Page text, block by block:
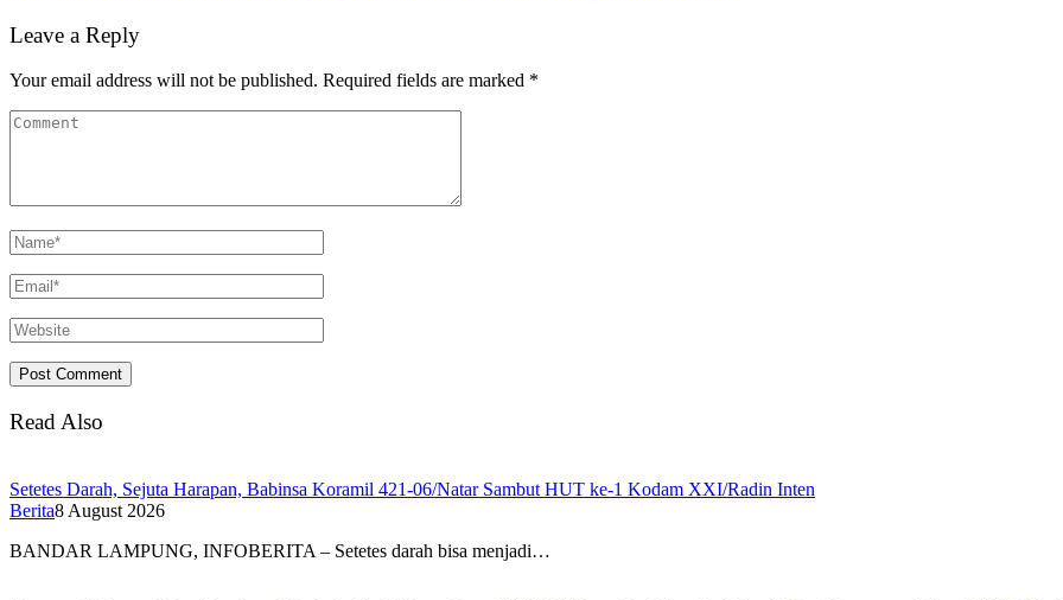
Leave a Reply
Your email address will not be published. Required fields are marked *
Read Also
Setetes Darah, Sejuta Harapan, Babinsa Koramil 421-06/Natar Sambut HUT ke-1 Kodam XXI/Radin Inten
Berita8 August 2026
BANDAR LAMPUNG, INFOBERITA – Setetes darah bisa menjadi…